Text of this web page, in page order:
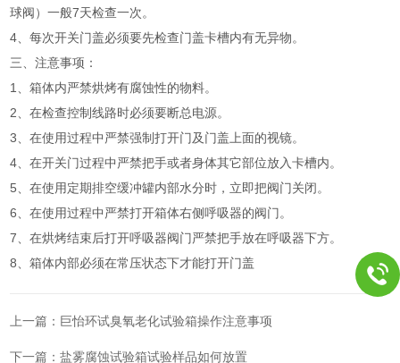
球阀）一般7天检查一次。
4、每次开关门盖必须要先检查门盖卡槽内有无异物。
三、注意事项：
1、箱体内严禁烘烤有腐蚀性的物料。
2、在检查控制线路时必须要断总电源。
3、在使用过程中严禁强制打开门及门盖上面的视镜。
4、在开关门过程中严禁把手或者身体其它部位放入卡槽内。
5、在使用定期排空缓冲罐内部水分时，立即把阀门关闭。
6、在使用过程中严禁打开箱体右侧呼吸器的阀门。
7、在烘烤结束后打开呼吸器阀门严禁把手放在呼吸器下方。
8、箱体内部必须在常压状态下才能打开门盖
上一篇： 巨怡环试臭氧老化试验箱操作注意事项
下一篇：盐雾腐蚀试验箱试验样品如何放置